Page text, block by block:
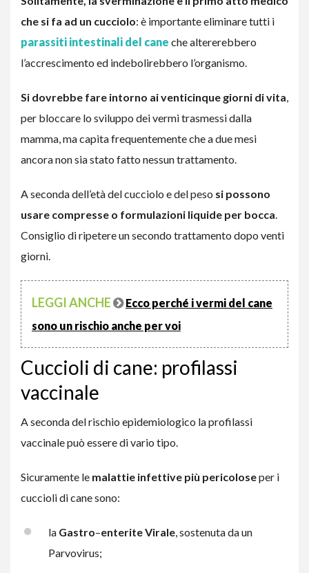
che si fa ad un cucciolo: è importante eliminare tutti i
parassiti intestinali del cane che altererebbero
l’accrescimento ed indebolirebbero l’organismo.
Si dovrebbe fare intorno ai venticinque giorni di vita,
per bloccare lo sviluppo dei vermi trasmessi dalla
mamma, ma capita frequentemente che a due mesi
ancora non sia stato fatto nessun trattamento.
A seconda dell’età del cucciolo e del peso si possono
usare compresse o formulazioni liquide per bocca.
Consiglio di ripetere un secondo trattamento dopo venti
giorni.
LEGGI ANCHE
Ecco perché i vermi del cane
sono un rischio anche per voi
Cuccioli di cane: profilassi
vaccinale
A seconda del rischio epidemiologico la profilassi
vaccinale può essere di vario tipo.
Sicuramente le malattie infettive più pericoloseper i
cuccioli di cane sono:
la Gastro–enterite Virale, sostenuta da un
Parvovirus;